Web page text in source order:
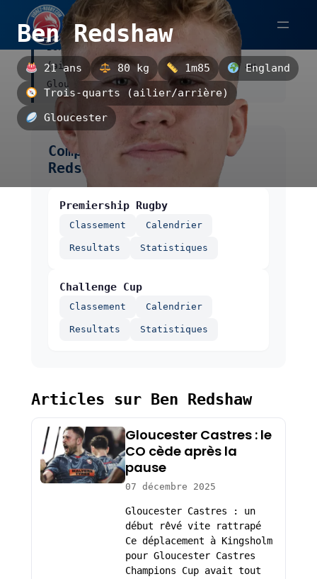
Aller
contenu
Ben Redshaw
21 ans 80 kg 1m85
England
Trois-quarts (ailier/arrière)
Gloucester
Ben Redshaw est un trois-quarts
(ailier/arrière) anglais, évoluant au
Gloucester.
Compétitions de Ben
Redshaw
Premiership Rugby
Classement Calendrier
Resultats Statistiques
Challenge Cup
Classement Calendrier
Resultats Statistiques
Articles sur Ben Redshaw
Gloucester Castres : le
CO cède après la
pause
07 décembre 2025
Gloucester Castres : un
début rêvé vite rattrapé
Ce déplacement à Kingsholm
pour Gloucester Castres
Champions Cup avait tout